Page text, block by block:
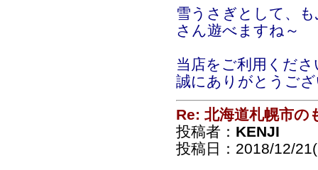
雪うさぎとして、
さん遊べますね～
当店をご利用くだ
誠にありがとうご
Re: 北海道札幌市の
投稿者： KENJI
投稿日：2018/12/